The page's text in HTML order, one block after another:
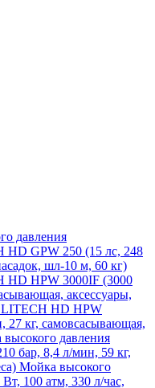
давления
HD GPW 250 (15 лс, 248
шл-10 м, 60 кг)
HD HPW 3000IF (3000
аксессуары,
HD HPW
27 кг, самовсасывающая,
давления
бар, 8,4 л/мин, 59 кг,
Мойка высокого
100 атм, 330 л/час,